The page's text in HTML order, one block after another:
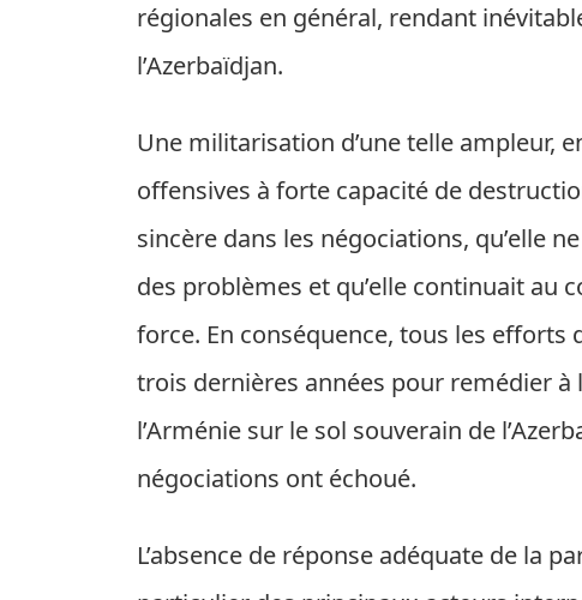
régionales en général, rendant
l’Azerbaïdjan.
Une militarisation d’une telle ampleur,
offensives à forte capacité de
sincère dans les négociations, qu’elle
des problèmes et qu’elle continuait au
force. En conséquence, tous les efforts
trois dernières années pour remédier
l’Arménie sur le sol souverain de
négociations ont échoué.
L’absence de réponse adéquate de la